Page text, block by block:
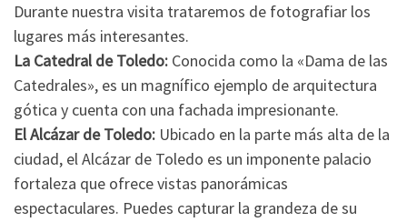
Durante nuestra visita trataremos de fotografiar los
lugares más interesantes.
La Catedral de Toledo: Conocida como la «Dama de las
Catedrales», es un magnífico ejemplo de arquitectura
gótica y cuenta con una fachada impresionante.
El Alcázar de Toledo: Ubicado en la parte más alta de la
ciudad, el Alcázar de Toledo es un imponente palacio
fortaleza que ofrece vistas panorámicas
espectaculares. Puedes capturar la grandeza de su